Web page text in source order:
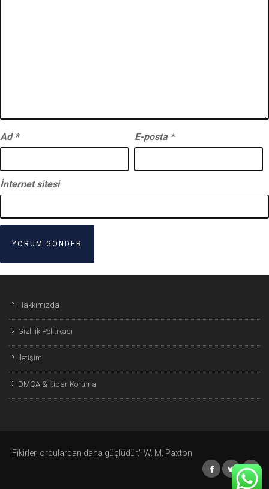
Ad * E-posta *
İnternet sitesi
Hakkımızda
Gizlilik Politikası
İletişim
DMCA & İtibar Koruma
"Fikirler, ordulardan daha güçlüdür." W. M. Paxton